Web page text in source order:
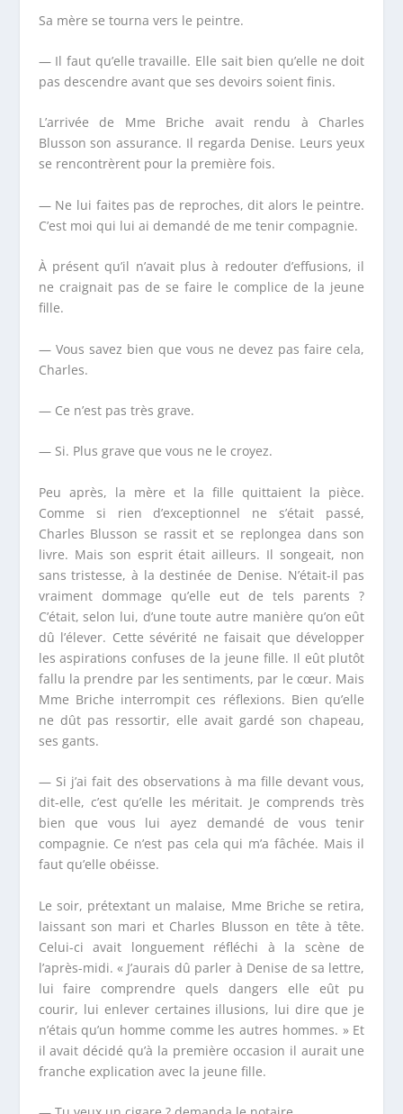
Sa mère se tourna vers le peintre.
— Il faut qu’elle travaille. Elle sait bien qu’elle ne doit
pas descendre avant que ses devoirs soient finis.
L’arrivée de Mme Briche avait rendu à Charles
Blusson son assurance. Il regarda Denise. Leurs yeux
se rencontrèrent pour la première fois.
— Ne lui faites pas de reproches, dit alors le peintre.
C’est moi qui lui ai demandé de me tenir compagnie.
À présent qu’il n’avait plus à redouter d’effusions, il
ne craignait pas de se faire le complice de la jeune
fille.
— Vous savez bien que vous ne devez pas faire cela,
Charles.
— Ce n’est pas très grave.
— Si. Plus grave que vous ne le croyez.
Peu après, la mère et la fille quittaient la pièce.
Comme si rien d’exceptionnel ne s’était passé,
Charles Blusson se rassit et se replongea dans son
livre. Mais son esprit était ailleurs. Il songeait, non
sans tristesse, à la destinée de Denise. N’était-il pas
vraiment dommage qu’elle eut de tels parents ?
C’était, selon lui, d’une toute autre manière qu’on eût
dû l’élever. Cette sévérité ne faisait que développer
les aspirations confuses de la jeune fille. Il eût plutôt
fallu la prendre par les sentiments, par le cœur. Mais
Mme Briche interrompit ces réflexions. Bien qu’elle
ne dût pas ressortir, elle avait gardé son chapeau,
ses gants.
— Si j’ai fait des observations à ma fille devant vous,
dit-elle, c’est qu’elle les méritait. Je comprends très
bien que vous lui ayez demandé de vous tenir
compagnie. Ce n’est pas cela qui m’a fâchée. Mais il
faut qu’elle obéisse.
Le soir, prétextant un malaise, Mme Briche se retira,
laissant son mari et Charles Blusson en tête à tête.
Celui-ci avait longuement réfléchi à la scène de
l’après-midi. « J’aurais dû parler à Denise de sa lettre,
lui faire comprendre quels dangers elle eût pu
courir, lui enlever certaines illusions, lui dire que je
n’étais qu’un homme comme les autres hommes. » Et
il avait décidé qu’à la première occasion il aurait une
franche explication avec la jeune fille.